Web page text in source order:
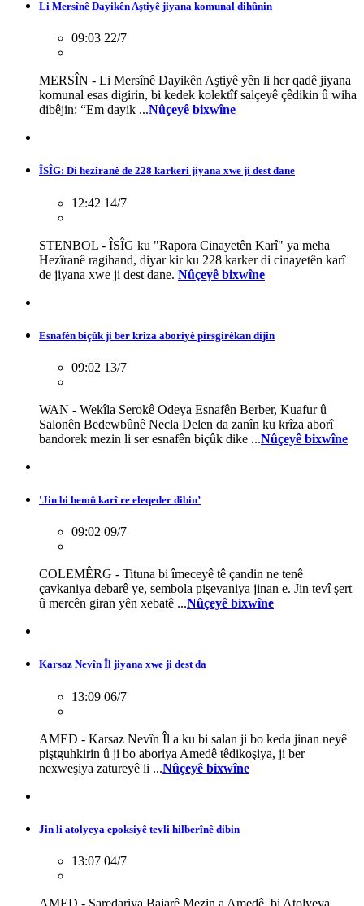
Li Mersînê Dayikên Aştiyê jiyana komunal dihûnin
09:03 22/7
MERSÎN - Li Mersînê Dayikên Aştiyê yên li her qadê jiyana
komunal esas digirin, bi kedek kolektîf salçeyê çêdikin û wiha
dibêjin: “Em dayik ...Nûçeyê bixwîne
ÎSÎG: Di hezîranê de 228 karkerî jiyana xwe ji dest dane
12:42 14/7
STENBOL - ÎSÎG ku "Rapora Cinayetên Karî" ya meha
Hezîranê ragihand, diyar kir ku 228 karker di cinayetên karî
de jiyana xwe ji dest dane. Nûçeyê bixwîne
Esnafên biçûk ji ber krîza aboriyê pirsgirêkan dijîn
09:02 13/7
WAN - Wekîla Serokê Odeya Esnafên Berber, Kuafur û
Salonên Bedewbûnê Necla Delen da zanîn ku krîza aborî
bandorek mezin li ser esnafên biçûk dike ...Nûçeyê bixwîne
'Jin bi hemû karî re eleqeder dibin’
09:02 09/7
COLEMÊRG - Tituna bi îmeceyê tê çandin ne tenê
çavkaniya debarê ye, sembola pişevaniya jinan e. Jin tevî şert
û mercên giran yên xebatê ...Nûçeyê bixwîne
Karsaz Nevîn Îl jiyana xwe ji dest da
13:09 06/7
AMED - Karsaz Nevîn Îl a ku bi salan ji bo keda jinan neyê
piştguhkirin û ji bo aboriya Amedê têdikoşiya, ji ber
nexweşiya zatureyê li ...Nûçeyê bixwîne
Jin li atolyeya epoksiyê tevli hilberînê dibin
13:07 04/7
AMED - Şaredariya Bajarê Mezin a Amedê, bi Atolyeya